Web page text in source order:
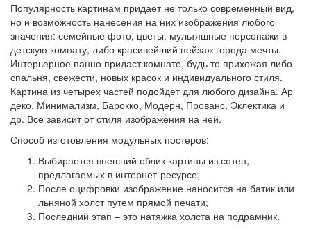
Популярность картинам придает не только современный вид,
но и возможность нанесения на них изображения любого
значения: семейные фото, цветы, мультяшные персонажи в
детскую комнату, либо красивейший пейзаж города мечты.
Интерьерное панно придаст комнате, будь то прихожая либо
спальня, свежести, новых красок и индивидуального стиля.
Картина из четырех частей подойдет для любого дизайна: Ар
деко, Минимализм, Барокко, Модерн, Прованс, Эклектика и
др. Все зависит от стиля изображения на ней.
Способ изготовления модульных постеров:
Выбирается внешний облик картины из сотен,
предлагаемых в интернет-ресурсе;
После оцифровки изображение наносится на батик или
льняной холст путем прямой печати;
Последний этап – это натяжка холста на подрамник.